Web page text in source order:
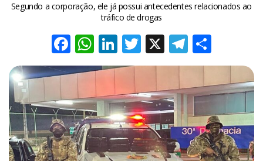
Segundo a corporação, ele já possui antecedentes relacionados ao
tráfico de drogas
Facebook
WhatsApp
LinkedIn
Twitter
X